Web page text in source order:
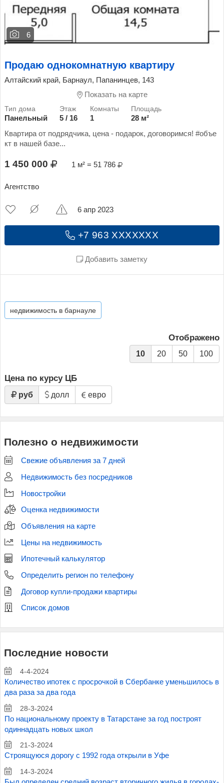
6
Продаю однокомнатную квартиру
Алтайский край, Барнаул, Папанинцев, 143
Показать на карте
Панельный 5 / 16 1
28 м²
Квартира от подрядчика, цена - подарок, договоримся! #объе
кт в нашей базе...
1 450 000 1 м² = 51 786
Агентство
+7 963 XXXXXXX
Добавить заметку
6 апр 2023
недвижимость в барнауле
Отображено
10 20 50 100
Цена по курсу ЦБ
руб долл евро
Полезно о недвижимости
Свежие объявления за 7 дней
Недвижимость без посредников
Новостройки
Оценка недвижимости
Объявления на карте
Цены на недвижимость
Ипотечный калькулятор
Определить регион по телефону
Договор купли-продажи квартиры
Список домов
Последние новости
4-4-2024
Количество ипотек с просрочкой в Сбербанке уменьшилось в
два раза за два года
28-3-2024
По национальному проекту в Татарстане за год построят
одиннадцать новых школ
21-3-2024
Строящуюся дорогу с 1992 года открыли в Уфе
14-3-2024